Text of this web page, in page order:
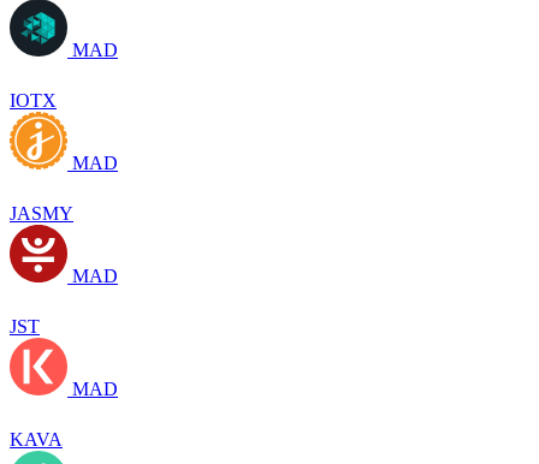
MAD
IOTX
MAD
JASMY
MAD
JST
MAD
KAVA